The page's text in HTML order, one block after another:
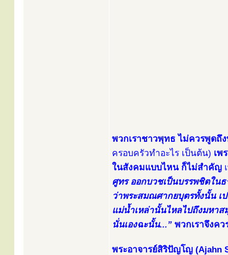
พวกเราชาวพุทธ ไม่ควรพูดถึ
ครอบครัวทำอะไร เป็นต้น) เพ
ในสังคมแบบไหน ก็ไม่สำคัญ
ศูทร ออกบวชเป็นบรรพชิตใน
ว่าพระสมณศากยบุตรทั้งนั้น เ
แม่น้ำเหล่านั้นไหลไปถึงมหา
นั่นเองฉะนั้น...” พวกเราจึงค
พระอาจารย์สิริปัญโญ (Ajahn